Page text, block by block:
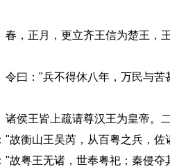
正月，更立齐王信为楚王，王
："兵不得休八年，万民与苦
王皆上疏请尊汉王为皇帝。二
"故衡山王吴芮，从百粤之兵，
"故粤王无诸，世奉粤祀；秦侵